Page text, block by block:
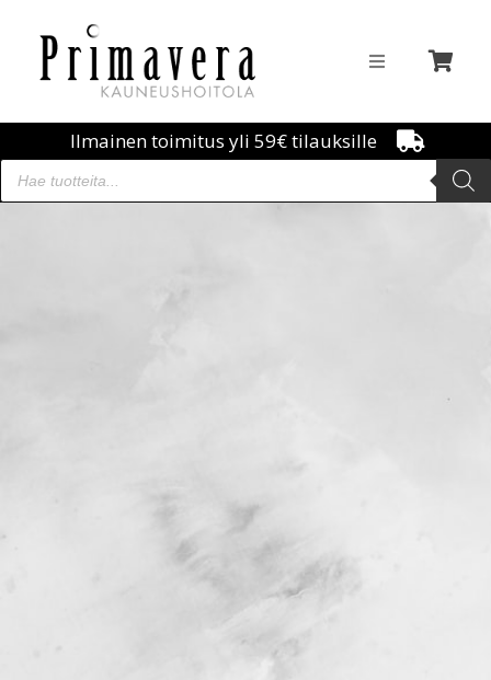
Ilmainen toimitus yli 59€ tilauksille